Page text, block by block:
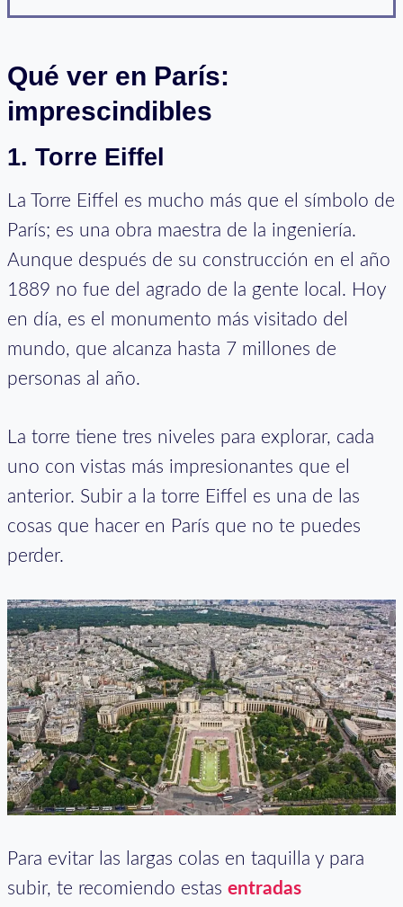
Qué ver en París:
imprescindibles
1. Torre Eiffel
La Torre Eiffel es mucho más que el símbolo de
París; es una obra maestra de la ingeniería.
Aunque después de su construcción en el año
1889 no fue del agrado de la gente local. Hoy
en día, es el monumento más visitado del
mundo, que alcanza hasta 7 millones de
personas al año.
La torre tiene tres niveles para explorar, cada
uno con vistas más impresionantes que el
anterior. Subir a la torre Eiffel es una de las
cosas que hacer en París que no te puedes
perder.
Para evitar las largas colas en taquilla y para
subir, te recomiendo estas entradas